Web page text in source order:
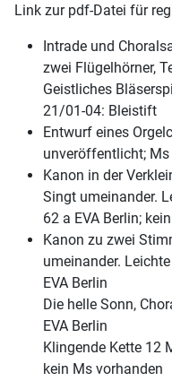
Link zur pdf-Datei für
Intrade und
zwei Flügelhörner,
Geistliches
21/01-04: Bleistift
Entwurf eines
unveröffentlicht;
Kanon in der
Singt umeinander.
62 a EVA Berlin;
Kanon zu zwei
umeinander.
EVA Berlin
Die helle Sonn,
EVA Berlin
Klingende Kette 12
kein Ms vorhanden